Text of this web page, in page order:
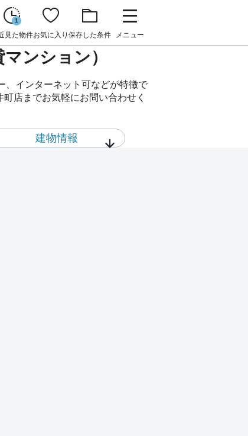
1
見た物件お気に入り 保存した条件 メニュー
ンション）
、インターネット可などが特徴で
店までお気軽にお問い合わせく
建物情報